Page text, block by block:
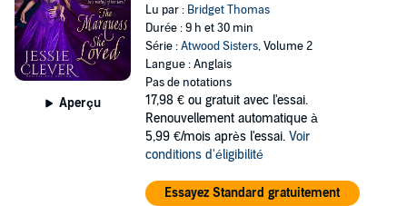
Aperçu
Lu par : Bridget Thomas
Durée : 9 h et 30 min
Série :Atwood Sisters, Volume 2
Langue : Anglais
Pas de notations
17,98 € ou gratuit avec l'essai.
Renouvellement automatique à
5,99 €/mois après l'essai. Voir
conditions d'éligibilité
Essayez Standard gratuitement